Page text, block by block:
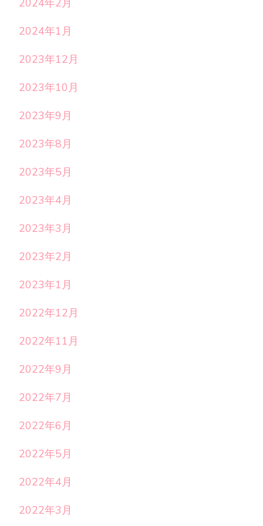
2024年2月
2024年1月
2023年12月
2023年10月
2023年9月
2023年8月
2023年5月
2023年4月
2023年3月
2023年2月
2023年1月
2022年12月
2022年11月
2022年9月
2022年7月
2022年6月
2022年5月
2022年4月
2022年3月